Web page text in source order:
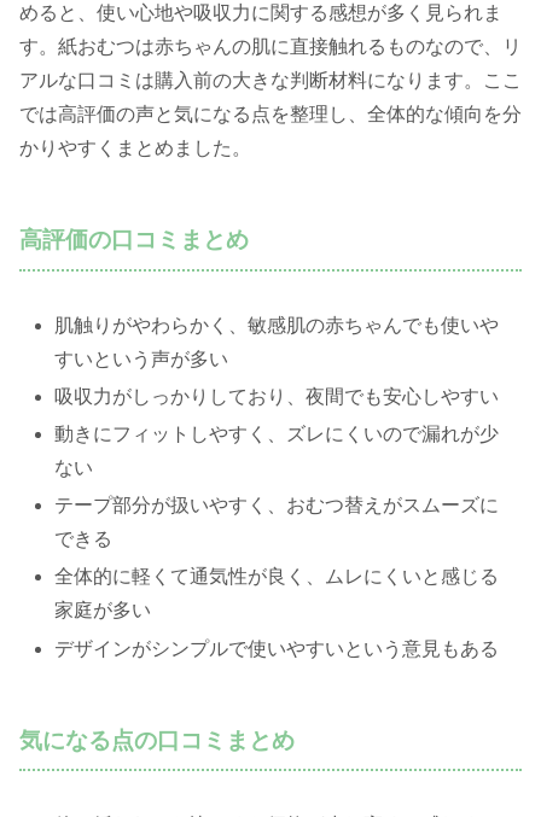
めると、使い心地や吸収力に関する感想が多く見られま
す。紙おむつは赤ちゃんの肌に直接触れるものなので、リ
アルな口コミは購入前の大きな判断材料になります。ここ
では高評価の声と気になる点を整理し、全体的な傾向を分
かりやすくまとめました。
高評価の口コミまとめ
肌触りがやわらかく、敏感肌の赤ちゃんでも使いや
すいという声が多い
吸収力がしっかりしており、夜間でも安心しやすい
動きにフィットしやすく、ズレにくいので漏れが少
ない
テープ部分が扱いやすく、おむつ替えがスムーズに
できる
全体的に軽くて通気性が良く、ムレにくいと感じる
家庭が多い
デザインがシンプルで使いやすいという意見もある
気になる点の口コミまとめ